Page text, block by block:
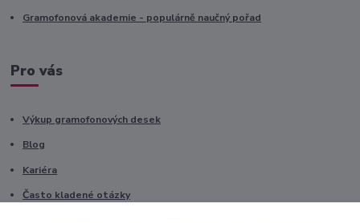
Gramofonová akademie - populárně naučný pořad
Pro vás
Výkup gramofonových desek
Blog
Kariéra
Často kladené otázky